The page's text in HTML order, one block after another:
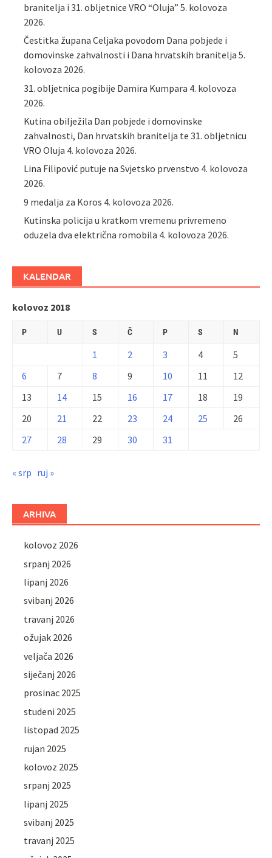
branitelja i 31. obljetnice VRO “Oluja” 5. kolovoza
2026.
Čestitka župana Celjaka povodom Dana pobjede i
domovinske zahvalnosti i Dana hrvatskih branitelja 5.
kolovoza 2026.
31. obljetnica pogibije Damira Kumpara 4. kolovoza
2026.
Kutina obilježila Dan pobjede i domovinske
zahvalnosti, Dan hrvatskih branitelja te 31. obljetnicu
VRO Oluja 4. kolovoza 2026.
Lina Filipović putuje na Svjetsko prvenstvo 4. kolovoza
2026.
9 medalja za Koros 4. kolovoza 2026.
Kutinska policija u kratkom vremenu privremeno
oduzela dva električna romobila 4. kolovoza 2026.
KALENDAR
kolovoz 2018
P U S Č P S N
1 2 3 4
5
6
7 8 9 10 11
12
13
14 15 16 17 18
19
20
21 22 23 24 25
26
27
28 29 30 31
« srp ruj »
ARHIVA
kolovoz 2026
srpanj 2026
lipanj 2026
svibanj 2026
travanj 2026
ožujak 2026
veljača 2026
siječanj 2026
prosinac 2025
studeni 2025
listopad 2025
rujan 2025
kolovoz 2025
srpanj 2025
lipanj 2025
svibanj 2025
travanj 2025